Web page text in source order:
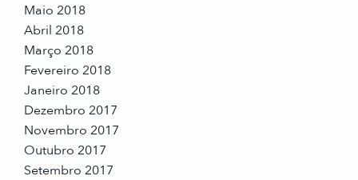
Maio 2018
Abril 2018
Março 2018
Fevereiro 2018
Janeiro 2018
Dezembro 2017
Novembro 2017
Outubro 2017
Setembro 2017